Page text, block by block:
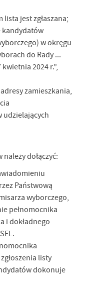
jest zgłaszana;
kandydatów
w okręgu
do Rady ...
2024 r.”,
zamieszkania,
udzielających
dołączyć:
Państwową
wyborczego,
pełnomocnika
i dokładnego
listy
dokonuje